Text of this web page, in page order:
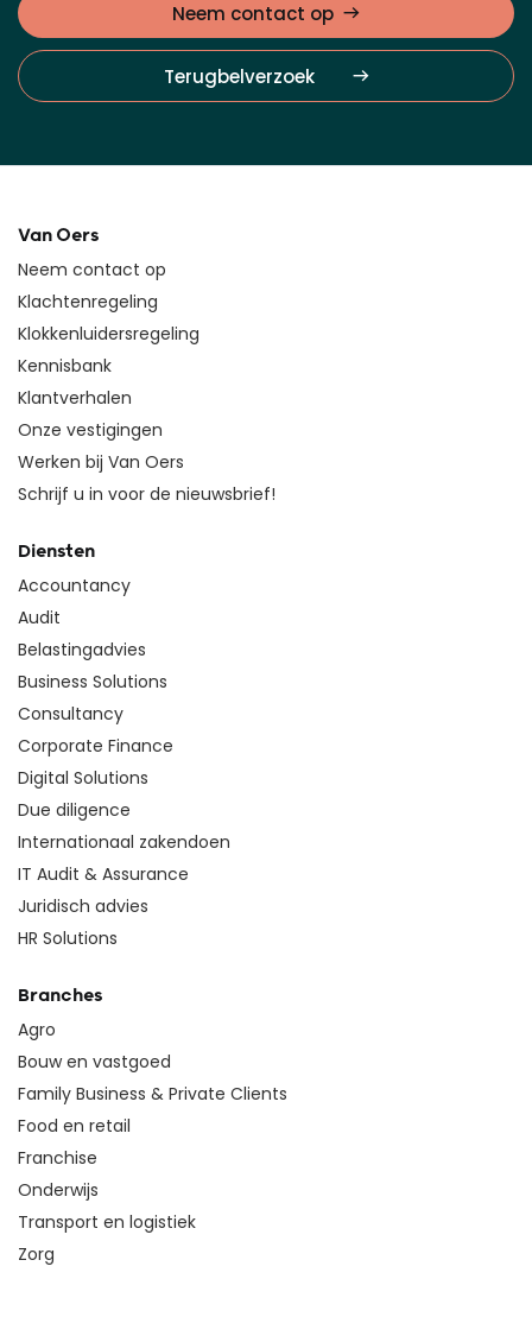
Neem contact op
Terugbelverzoek
Van Oers
Neem contact op
Klachtenregeling
Klokkenluidersregeling
Kennisbank
Klantverhalen
Onze vestigingen
Werken bij Van Oers
Schrijf u in voor de nieuwsbrief!
Diensten
Accountancy
Audit
Belastingadvies
Business Solutions
Consultancy
Corporate Finance
Digital Solutions
Due diligence
Internationaal zakendoen
IT Audit & Assurance
Juridisch advies
HR Solutions
Branches
Agro
Bouw en vastgoed
Family Business & Private Clients
Food en retail
Franchise
Onderwijs
Transport en logistiek
Zorg